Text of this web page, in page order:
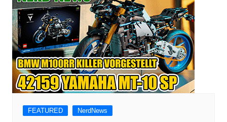
FEATURED NerdNews